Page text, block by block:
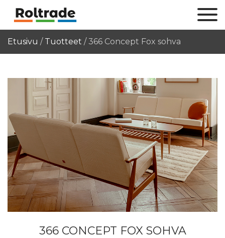
Etusivu / Tuotteet /366 Concept Fox sohva
366 CONCEPT FOX SOHVA